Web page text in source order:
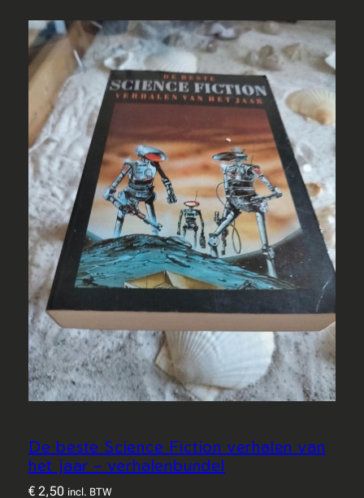
a
n
t
a
De beste Science Fiction verhalen van
het jaar – verhalenbundel
€2,50 incl. BTW